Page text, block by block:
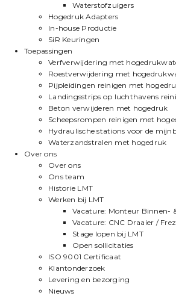
Waterstofzuigers
Hogedruk Adapters
In-house Productie
SiR Keuringen
Toepassingen
Verfverwijdering met
Roestverwijdering met
Pijpleidingen reinigen met
Landingsstrips op luchthavens
Beton verwijderen met hogedruk
Scheepsrompen reinigen met
Hydraulische stations voor de
Waterzandstralen met hogedruk
Over ons
Over ons
Ons team
Historie LMT
Werken bij LMT
Vacature: Monteur Binnen-
Vacature: CNC Draaier /
Stage lopen bij LMT
Open sollicitaties
ISO 9001 Certificaat
Klantonderzoek
Levering en bezorging
Nieuws